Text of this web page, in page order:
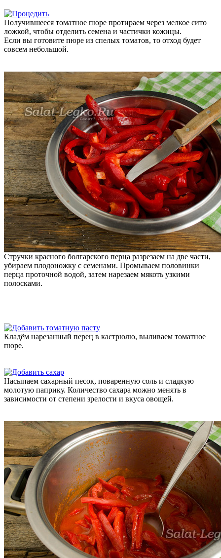
Получившееся томатное пюре протираем через мелкое сито
ложкой, чтобы отделить семена и частички кожицы.
Если вы готовите пюре из спелых томатов, то отход будет
совсем небольшой.
Стручки красного болгарского перца разрезаем на две части,
убираем плодоножку с семенами. Промываем половинки
перца проточной водой, затем нарезаем мякоть узкими
полосками.
Кладём нарезанный перец в кастрюлю, выливаем томатное
пюре.
Насыпаем сахарный песок, поваренную соль и сладкую
молотую паприку. Количество сахара можно менять в
зависимости от степени зрелости и вкуса овощей.